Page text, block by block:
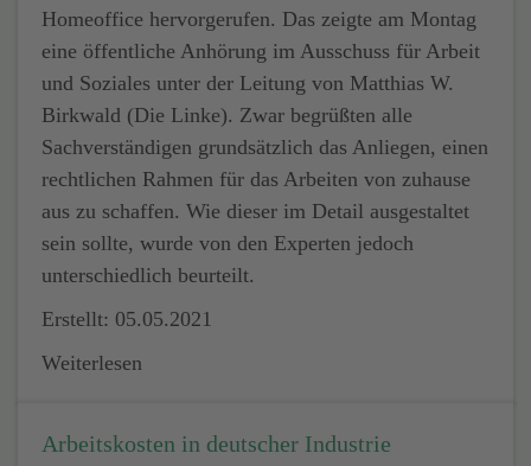
Homeoffice hervorgerufen. Das zeigte am Montag
eine öffentliche Anhörung im Ausschuss für Arbeit
und Soziales unter der Leitung von Matthias W.
Birkwald (Die Linke). Zwar begrüßten alle
Sachverständigen grundsätzlich das Anliegen, einen
rechtlichen Rahmen für das Arbeiten von zuhause
aus zu schaffen. Wie dieser im Detail ausgestaltet
sein sollte, wurde von den Experten jedoch
unterschiedlich beurteilt.
Erstellt: 05.05.2021
Weiterlesen
Arbeitskosten in deutscher Industrie